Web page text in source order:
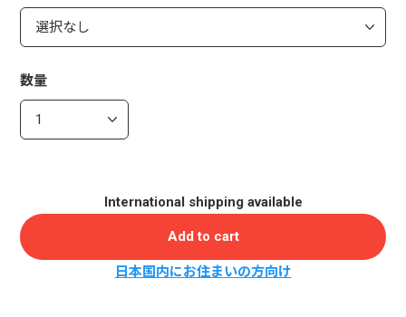
数量
International shipping available
Add to cart
日本国内にお住まいの方向け